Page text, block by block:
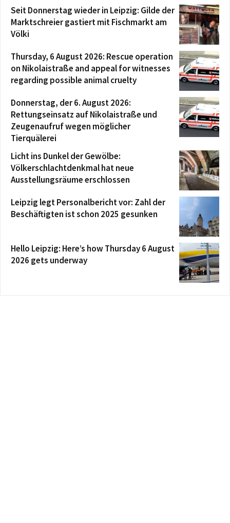
Seit Donnerstag wieder in Leipzig: Gilde der
Marktschreier gastiert mit Fischmarkt am
Völki
Thursday, 6 August 2026: Rescue operation
on Nikolaistraße and appeal for witnesses
regarding possible animal cruelty
Donnerstag, der 6. August 2026:
Rettungseinsatz auf Nikolaistraße und
Zeugenaufruf wegen möglicher
Tierquälerei
Licht ins Dunkel der Gewölbe:
Völkerschlachtdenkmal hat neue
Ausstellungsräume erschlossen
Leipzig legt Personalbericht vor: Zahl der
Beschäftigten ist schon 2025 gesunken
Hello Leipzig: Here’s how Thursday 6 August
2026 gets underway